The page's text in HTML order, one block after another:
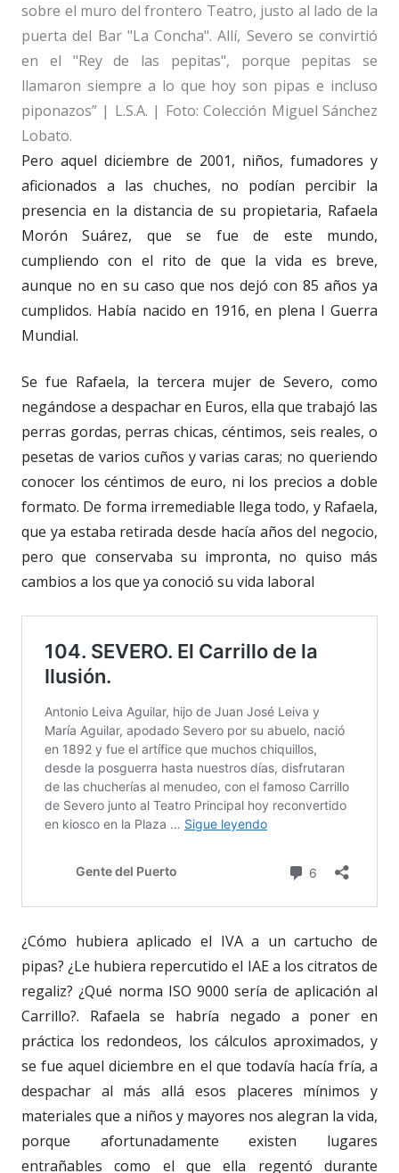
sobre el muro del frontero Teatro, justo al lado de la
puerta del Bar "La Concha". Allí, Severo se convirtió
en el "Rey de las pepitas", porque pepitas se
llamaron siempre a lo que hoy son pipas e incluso
piponazos” | L.S.A. | Foto: Colección Miguel Sánchez
Lobato.
Pero aquel diciembre de 2001, niños, fumadores y
aficionados a las chuches, no podían percibir la
presencia en la distancia de su propietaria, Rafaela
Morón Suárez, que se fue de este mundo,
cumpliendo con el rito de que la vida es breve,
aunque no en su caso que nos dejó con 85 años ya
cumplidos. Había nacido en 1916, en plena I Guerra
Mundial.
Se fue Rafaela, la tercera mujer de Severo, como
negándose a despachar en Euros, ella que trabajó las
perras gordas, perras chicas, céntimos, seis reales, o
pesetas de varios cuños y varias caras; no queriendo
conocer los céntimos de euro, ni los precios a doble
formato. De forma irremediable llega todo, y Rafaela,
que ya estaba retirada desde hacía años del negocio,
pero que conservaba su impronta, no quiso más
cambios a los que ya conoció su vida laboral
¿Cómo hubiera aplicado el IVA a un cartucho de
pipas? ¿Le hubiera repercutido el IAE a los citratos de
regaliz? ¿Qué norma ISO 9000 sería de aplicación al
Carrillo?. Rafaela se habría negado a poner en
práctica los redondeos, los cálculos aproximados, y
se fue aquel diciembre en el que todavía hacía fría, a
despachar al más allá esos placeres mínimos y
materiales que a niños y mayores nos alegran la vida,
porque afortunadamente existen lugares
entrañables como el que ella regentó durante